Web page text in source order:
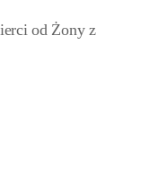
od Żony z